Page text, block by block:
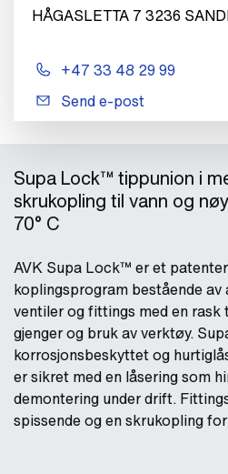
HÅGASLETTA 7 3236
+47 33 48 29 99
Send e-post
Supa Lock™ tippunion i
skrukopling til vann og
70° C
AVK Supa Lock™ er et
koplingsprogram bestående
ventiler og fittings med en
gjenger og bruk av verktøy.
korrosjonsbeskyttet og
er sikret med en låsering som
demontering under drift.
spissende og en skrukopling